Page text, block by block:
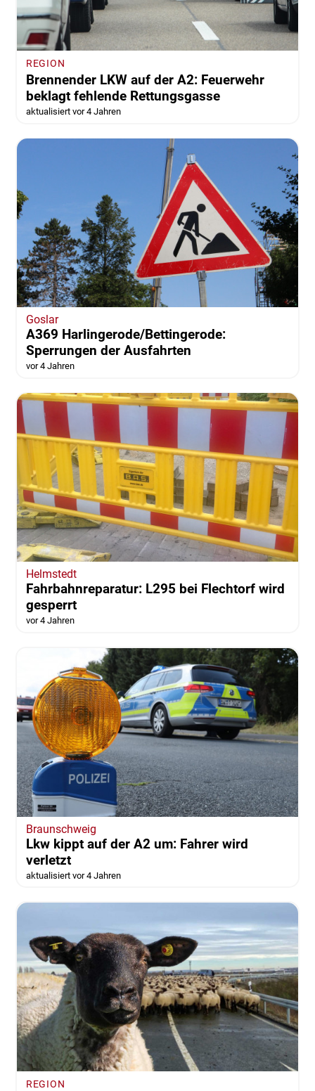
REGION
Brennender LKW auf der A2: Feuerwehr
beklagt fehlende Rettungsgasse
aktualisiert vor 4 Jahren
Goslar
A369 Harlingerode/Bettingerode:
Sperrungen der Ausfahrten
vor 4 Jahren
Helmstedt
Fahrbahnreparatur: L295 bei Flechtorf wird
gesperrt
vor 4 Jahren
Braunschweig
Lkw kippt auf der A2 um: Fahrer wird
verletzt
aktualisiert vor 4 Jahren
REGION